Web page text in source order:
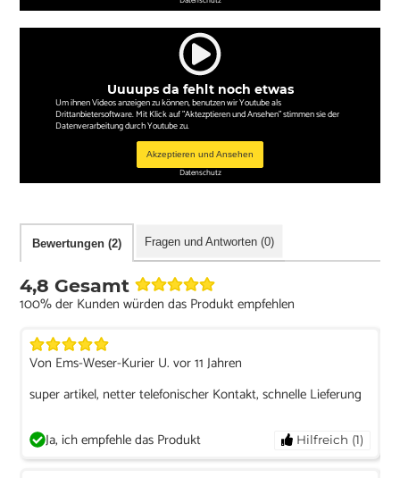
Uuuups da fehlt noch etwas
Um ihnen Videos anzeigen zu können, benutzen wir Youtube als
Drittanbietersoftware. Mit Klick auf "Aktezptieren und Ansehen" stimmen sie der
Datenverarbeitung durch Youtube zu.
Akzeptieren und Ansehen
Datenschutz
Bewertungen (2) Fragen und Antworten (0)
4,8 Gesamt
100% der Kunden würden das Produkt empfehlen
Von Ems-Weser-Kurier U. vor 11 Jahren
super artikel, netter telefonischer Kontakt, schnelle Lieferung
Ja, ich empfehle das Produkt Hilfreich (1)